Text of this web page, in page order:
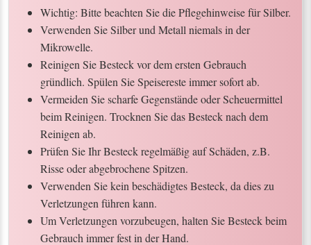
Wichtig: Bitte beachten Sie die Pflegehinweise für Silber.
Verwenden Sie Silber und Metall niemals in der
Mikrowelle.
Reinigen Sie Besteck vor dem ersten Gebrauch
gründlich. Spülen Sie Speisereste immer sofort ab.
Vermeiden Sie scharfe Gegenstände oder Scheuermittel
beim Reinigen. Trocknen Sie das Besteck nach dem
Reinigen ab.
Prüfen Sie Ihr Besteck regelmäßig auf Schäden, z.B.
Risse oder abgebrochene Spitzen.
Verwenden Sie kein beschädigtes Besteck, da dies zu
Verletzungen führen kann.
Um Verletzungen vorzubeugen, halten Sie Besteck beim
Gebrauch immer fest in der Hand.